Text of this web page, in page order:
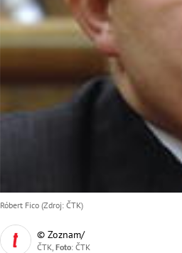
Róbert Fico (Zdroj: ČTK)
© Zoznam/
ČTK, Foto: ČTK